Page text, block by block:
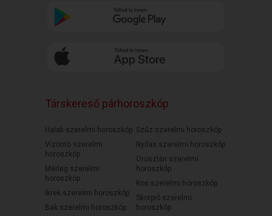
Társkereső párhoroszkóp
Halak szerelmi horoszkóp
Vízöntő szerelmi
horoszkóp
Mérleg szerelmi
horoszkóp
Ikrek szerelmi horoszkóp
Bak szerelmi horoszkóp
Szűz szerelmi horoszkóp
Nyilas szerelmi horoszkóp
Oroszlán szerelmi
horoszkóp
Kos szerelmi horoszkóp
Skorpió szerelmi
horoszkóp